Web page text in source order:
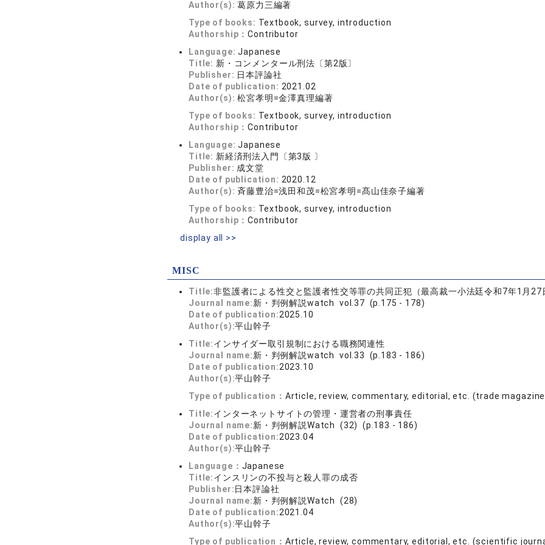
Author(s):葛原力三編著
Type of books: Textbook, survey, introduction
Authorship：Contributor
Language:Japanese
Title: 新・コンメンタール刑法〔第2版〕
Publisher: 日本評論社
Date of publication: 2021.02
Author(s):松宮孝明=金澤真理編著
Type of books: Textbook, survey, introduction
Authorship：Contributor
Language:Japanese
Title: 新経済刑法入門〔第3版 〕
Publisher: 成文堂
Date of publication: 2020.12
Author(s): 斉藤豊治=浅田和茂=松宮孝明=髙山佳奈子編著
Type of books: Textbook, survey, introduction
Authorship：Contributor
display all >>
MISC
Title:非監護者による性交と監護者性交等罪の共同正犯（最高裁一小法廷令和7年1月27
Journal name:新・判例解説watch vol.37 (p.175 - 178)
Date of publication:2025.10
Author(s):平山幹子
Title:インサイダー取引規制における職務関連性
Journal name:新・判例解説watch vol.33 (p.183 - 186)
Date of publication:2023.10
Author(s):平山幹子
Type of publication： Article, review, commentary, editorial, etc. (trade
Title:インターネットサイトの管理・運営者の刑事責任
Journal name:新・判例解説Watch (32) (p.183 - 186)
Date of publication:2023.04
Author(s):平山幹子
Language： Japanese
Title:インスリンの不投与と殺人罪の成否
Publisher:日本評論社
Journal name:新・判例解説Watch (28)
Date of publication:2021.04
Author(s):平山幹子
Type of publication： Article, review, commentary, editorial, etc. (scientific